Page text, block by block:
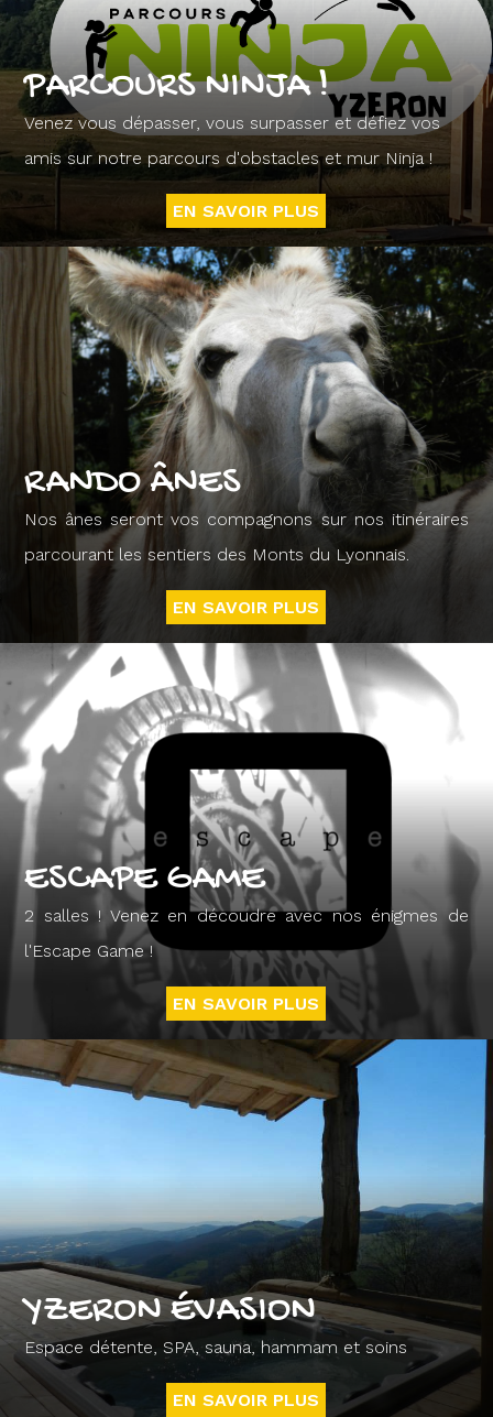
PARCOURS NINJA !
Venez vous dépasser, vous surpasser et défiez vos
amis sur notre parcours d'obstacles et mur Ninja !
EN SAVOIR PLUS
RANDO ÂNES
Nos ânes seront vos compagnons sur nos itinéraires
parcourant les sentiers des Monts du Lyonnais.
EN SAVOIR PLUS
ESCAPE GAME
2 salles ! Venez en découdre avec nos énigmes de
l'Escape Game !
EN SAVOIR PLUS
YZERON ÉVASION
Espace détente, SPA, sauna, hammam et soins
EN SAVOIR PLUS